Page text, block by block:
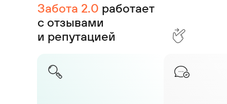
Забота 2.0 работает
с отзывами
и репутацией